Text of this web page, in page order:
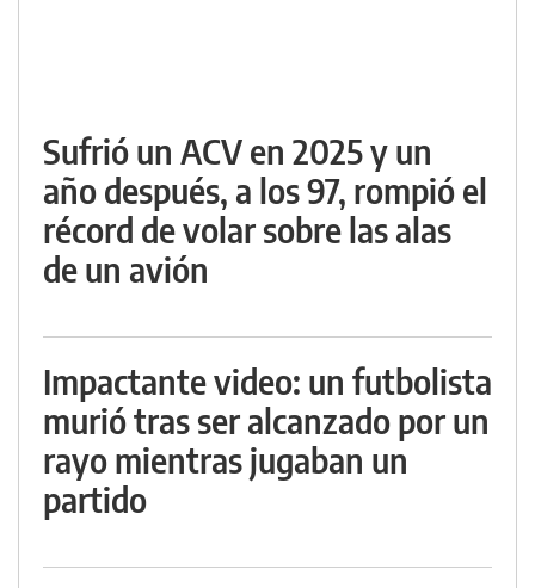
Sufrió un ACV en 2025 y un
año después, a los 97, rompió el
récord de volar sobre las alas
de un avión
Impactante video: un futbolista
murió tras ser alcanzado por un
rayo mientras jugaban un
partido